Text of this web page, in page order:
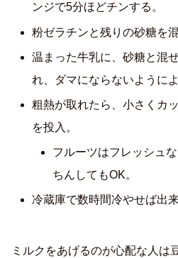
ンジで5分ほどチンする。
粉ゼラチンと残りの砂糖を
温まった牛乳に、砂糖と混
れ、ダマにならないように
粗熱が取れたら、小さくカ
を投入。
フルーツはフレッシュ
ちんしてもOK。
冷蔵庫で数時間冷やせば出来
ミルクをあげるのが心配な人は